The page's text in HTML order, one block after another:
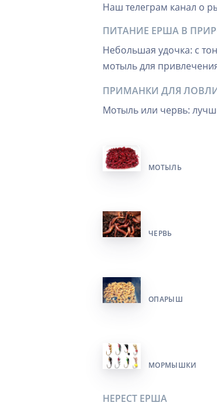
Наш телеграм канал о
ПИТАНИЕ ЕРША В
Небольшая удочка: с
мотыль для
ПРИМАНКИ ДЛЯ
Мотыль или червь:
МОТЫЛЬ
ЧЕРВЬ
ОПАРЫШ
МОРМЫШКИ
НЕРЕСТ ЕРША